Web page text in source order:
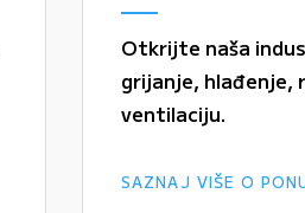
Otkrijte naša
grijanje, hlađenje,
ventilaciju.
SAZNAJ VIŠE O